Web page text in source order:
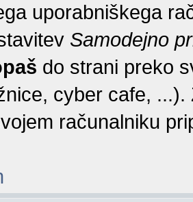
uporabniškega
Samodejno
do strani preko
cyber cafe,
računalniku